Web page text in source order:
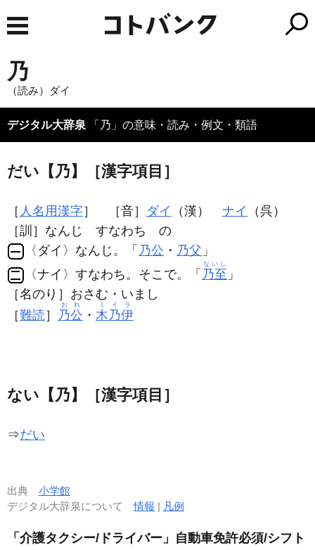
乃
（読み）ダイ
デジタル大辞泉 「乃」の意味・読み・例文・類語
だい【乃】［漢字項目］
［ 人名用漢字］ ［音］ ダイ （漢） ナイ
（呉）
［訓］なんじ すなわち の
〈ダイ〉なんじ。「 乃公 ・ 乃父 」
〈ナイ〉すなわち。そこで。「 乃至
ないし
」
［名のり］おさむ・いまし
［難読］ 乃公
おれ
・ 木乃伊
ミイラ
ない【乃】［漢字項目］
⇒だい
出典 小学館
デジタル大辞泉について情報 | 凡例
「介護タクシー/ドライバー」自動車免許必須/シフト